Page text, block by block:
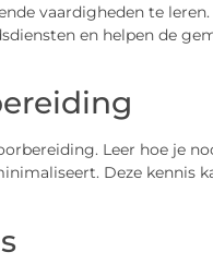
vaardigheden te
en helpen de
Leer hoe je
Deze kennis